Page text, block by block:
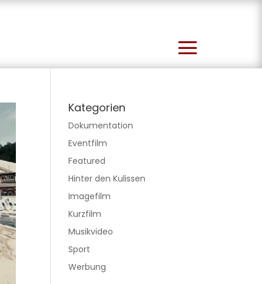
Kategorien
Dokumentation
Eventfilm
Featured
Hinter den Kulissen
Imagefilm
Kurzfilm
Musikvideo
Sport
Werbung